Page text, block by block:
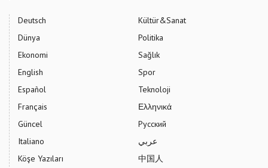
Deutsch
Dünya
Ekonomi
English
Español
Français
Güncel
Italiano
Köşe Yazıları
Kültür&Sanat
Politika
Sağlık
Spor
Teknoloji
Ελληνικά
Русский
عربي
中国人